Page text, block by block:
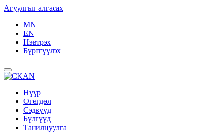
Агуулгыг алгасах
MN
EN
Нэвтрэх
Бүртгүүлэх
Нүүр
Өгөгдөл
Сэдвүүд
Бүлгүүд
Танилцуулга